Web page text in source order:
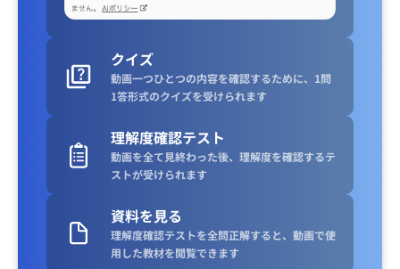
クイズ
動画一つひとつの内容を確認するために、1問
1答形式のクイズを受けられます
理解度確認テスト
動画を全て見終わった後、理解度を確認するテ
ストが受けられます
資料を見る
理解度確認テストを全問正解すると、動画で使
用した教材を閲覧できます